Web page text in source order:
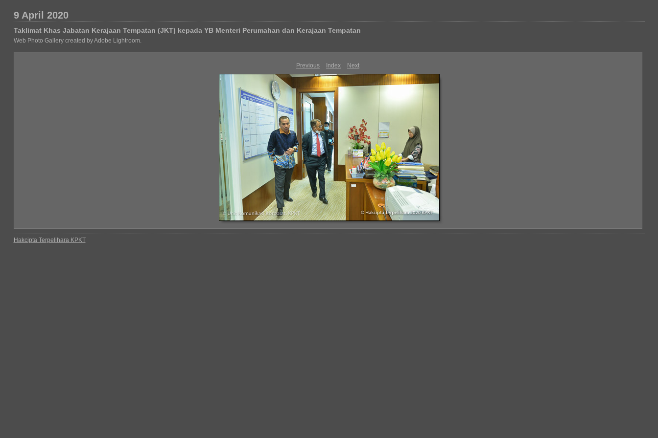
9 April 2020
Taklimat Khas Jabatan Kerajaan Tempatan (JKT) kepada YB Menteri Perumahan dan Kerajaan Tempatan
Web Photo Gallery created by Adobe Lightroom.
Previous Index Next
Hakcipta Terpelihara KPKT